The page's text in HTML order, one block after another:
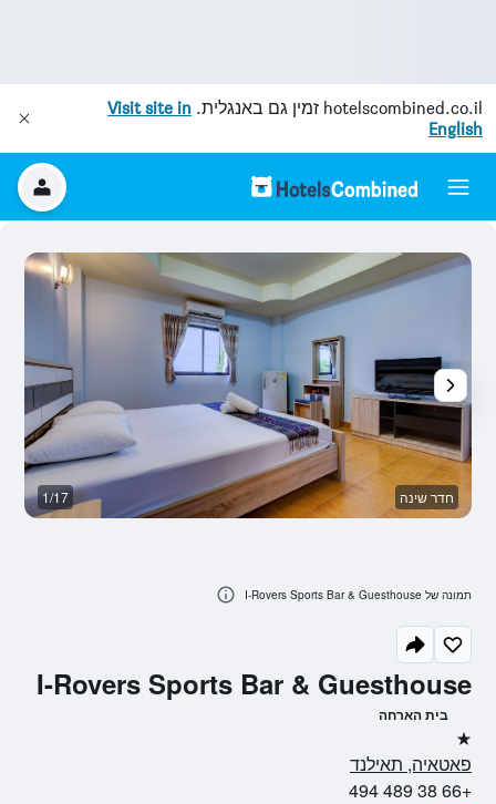
hotelscombined.co.il זמין גם באנגלית. Visit site in
English
I-Rovers Sports Bar & Guesthouse
בית הארחה
כוכב 1
פאטאיה, תאילנד
+66 38 489 494
חדר שינה 1/17
תמונה של I-Rovers Sports Bar & Guesthouse